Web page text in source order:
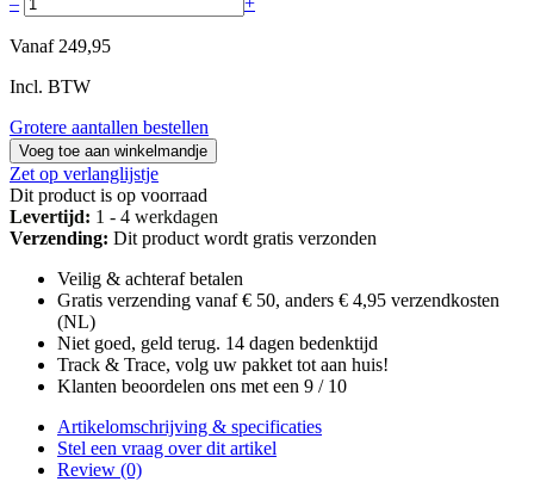
Vanaf 249,95
Incl. BTW
Grotere aantallen bestellen
Voeg toe aan winkelmandje
Zet op verlanglijstje
Dit product is op voorraad
Levertijd: 1 - 4 werkdagen
Verzending: Dit product wordt gratis verzonden
Veilig & achteraf betalen
Gratis verzending vanaf € 50, anders € 4,95 verzendkosten
(NL)
Niet goed, geld terug. 14 dagen bedenktijd
Track & Trace, volg uw pakket tot aan huis!
Klanten beoordelen ons met een 9 / 10
Artikelomschrijving & specificaties
Stel een vraag over dit artikel
Review (0)